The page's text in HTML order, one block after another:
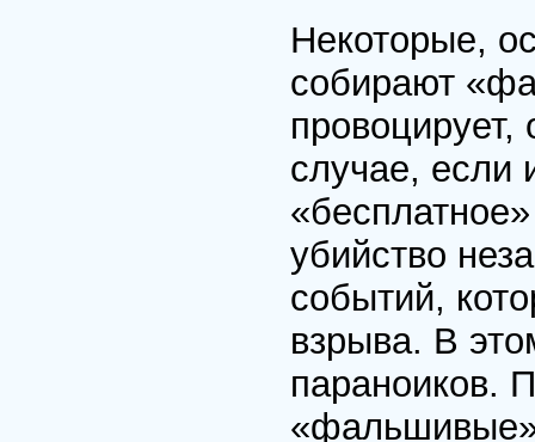
Некоторые,
собирают
случае, если
убийство
событий,
взрыва. В
параноиков.
«фальшивые»